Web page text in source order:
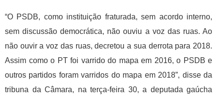
“O PSDB, como instituição fraturada, sem acordo interno,
sem discussão democrática, não ouviu a voz das ruas. Ao
não ouvir a voz das ruas, decretou a sua derrota para 2018.
Assim como o PT foi varrido do mapa em 2016, o PSDB e
outros partidos foram varridos do mapa em 2018”, disse da
tribuna da Câmara, na terça-feira 30, a deputada gaúcha